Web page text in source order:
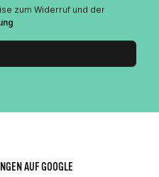
zum Widerruf und der
AUF GOOGLE